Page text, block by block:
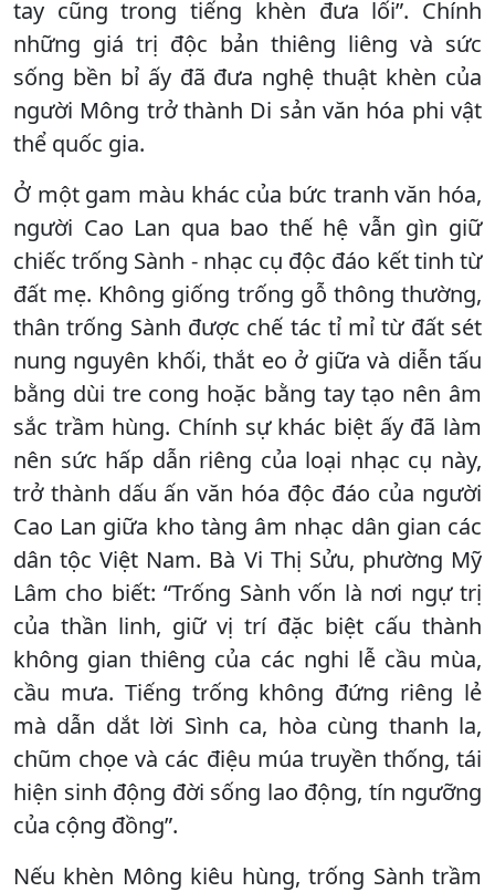
tay cũng trong tiếng khèn đưa lối”. Chính
những giá trị độc bản thiêng liêng và sức
sống bền bỉ ấy đã đưa nghệ thuật khèn của
người Mông trở thành Di sản văn hóa phi vật
thể quốc gia.
Ở một gam màu khác của bức tranh văn hóa,
người Cao Lan qua bao thế hệ vẫn gìn giữ
chiếc trống Sành - nhạc cụ độc đáo kết tinh từ
đất mẹ. Không giống trống gỗ thông thường,
thân trống Sành được chế tác tỉ mỉ từ đất sét
nung nguyên khối, thắt eo ở giữa và diễn tấu
bằng dùi tre cong hoặc bằng tay tạo nên âm
sắc trầm hùng. Chính sự khác biệt ấy đã làm
nên sức hấp dẫn riêng của loại nhạc cụ này,
trở thành dấu ấn văn hóa độc đáo của người
Cao Lan giữa kho tàng âm nhạc dân gian các
dân tộc Việt Nam. Bà Vi Thị Sửu, phường Mỹ
Lâm cho biết: “Trống Sành vốn là nơi ngự trị
của thần linh, giữ vị trí đặc biệt cấu thành
không gian thiêng của các nghi lễ cầu mùa,
cầu mưa. Tiếng trống không đứng riêng lẻ
mà dẫn dắt lời Sình ca, hòa cùng thanh la,
chũm chọe và các điệu múa truyền thống, tái
hiện sinh động đời sống lao động, tín ngưỡng
của cộng đồng”.
Nếu khèn Mông kiêu hùng, trống Sành trầm